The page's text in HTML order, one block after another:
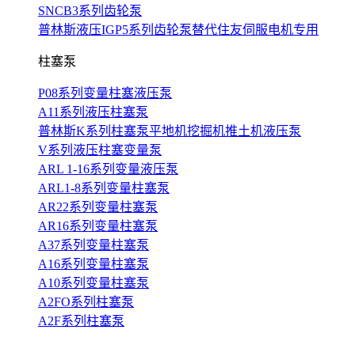
SNCB3系列齿轮泵
普林斯液压IGP5系列齿轮泵替代住友伺服电机专用
柱塞泵
P08系列变量柱塞液压泵
A11系列液压柱塞泵
普林斯K系列柱塞泵平地机挖掘机推土机液压泵
V系列液压柱塞变量泵
ARL 1-16系列变量液压泵
ARL1-8系列变量柱塞泵
AR22系列变量柱塞泵
AR16系列变量柱塞泵
A37系列变量柱塞泵
A16系列变量柱塞泵
A10系列变量柱塞泵
A2FO系列柱塞泵
A2F系列柱塞泵